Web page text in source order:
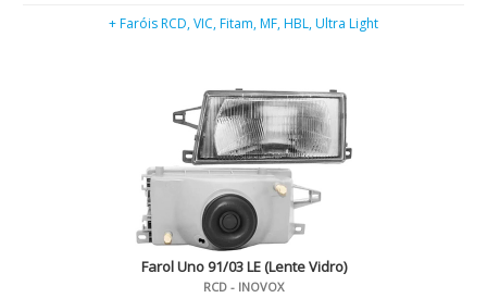
+ Faróis RCD, VIC, Fitam, MF, HBL, Ultra Light
Farol Uno 91/03 LE (Lente Vidro)
RCD - INOVOX